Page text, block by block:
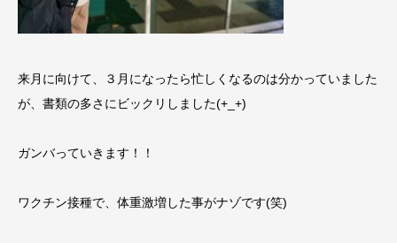
来月に向けて、３月になったら忙しくなるのは分かっていました
が、書類の多さにビックリしました(+_+)
ガンバっていきます！！
ワクチン接種で、体重激増した事がナゾです(笑)